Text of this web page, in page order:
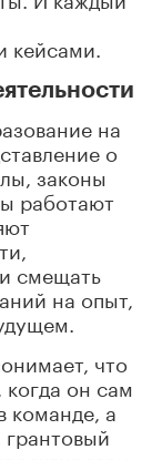
кейсами.
на
о
законы
работают
смещать
на опыт,
что
когда он сам
команде, а